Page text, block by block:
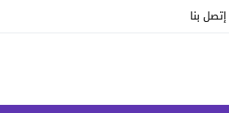
إتصل بنا